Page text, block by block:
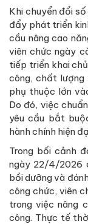
Khi chuyển đổi
đẩy phát triển
cầu nâng cao
viên chức ngày
tiếp triển khai
công, chất lượng
phụ thuộc lớn
Do đó, việc
yêu cầu bắt
hành chính hiện
Trong bối cảnh
ngày 22/4/2026
bồi dưỡng và
công chức, viên
trong việc nâng
công. Thực tế